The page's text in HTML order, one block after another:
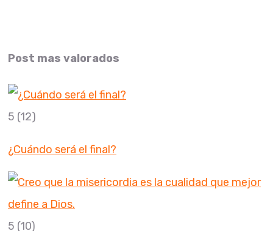
Post mas valorados
5 (12)
¿Cuándo será el final?
5 (10)